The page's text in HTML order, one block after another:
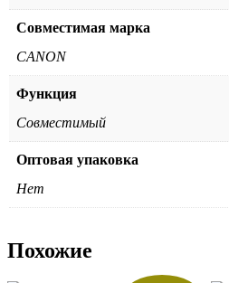
Совместимая марка
CANON
Функция
Совместимый
Оптовая упаковка
Нет
Похожие